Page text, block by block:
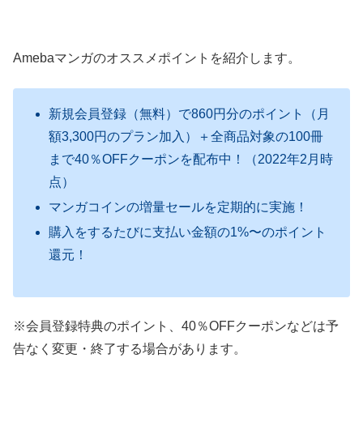
Amebaマンガのオススメポイントを紹介します。
新規会員登録（無料）で860円分のポイント（月
額3,300円のプラン加入）＋全商品対象の100冊
まで40％OFFクーポンを配布中！（2022年2月時
点）
マンガコインの増量セールを定期的に実施！
購入をするたびに支払い金額の1%〜のポイント
還元！
※会員登録特典のポイント、40％OFFクーポンなどは予
告なく変更・終了する場合があります。